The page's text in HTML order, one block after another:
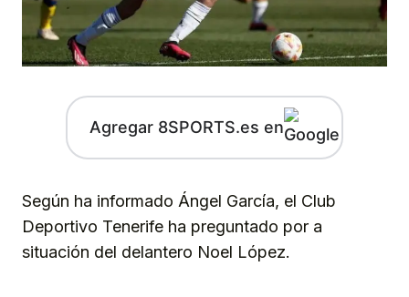
Agregar 8SPORTS.es en
Según ha informado Ángel García, el Club
Deportivo Tenerife ha preguntado por a
situación del delantero Noel López.